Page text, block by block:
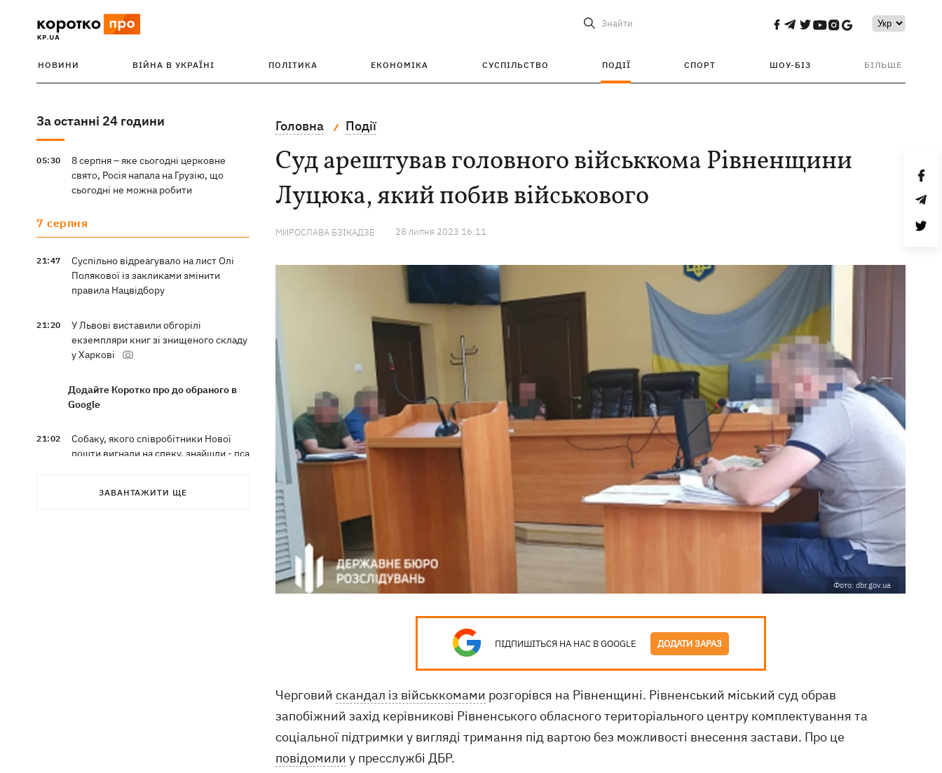
Знайти
НОВИНИ ВІЙНА В УКРАЇНІ ПОЛІТИКА ЕКОНОМІКА СУСПІЛЬСТВО ПОДІЇ СПОРТ ШОУ-БІЗ БІЛЬШЕ
За останні 24 години
05:30
8 серпня – яке сьогодні церковне
свято, Росія напала на Грузію, що
сьогодні не можна робити
7 серпня
21:47
Суспільно відреагувало на лист Олі
Полякової із закликами змінити
правила Нацвідбору
21:20
У Львові виставили обгорілі
екземпляри книг зі знищеного складу
у Харкові
Додайте Коротко про до обраного в
Google
21:02
Собаку, якого співробітники Нової
пошти вигнали на спеку, знайшли - пса
ЗАВАНТАЖИТИ ЩЕ
Головна Події
Суд арештував головного військкома Рівненщини
Луцюка, який побив військового
МИРОСЛАВА БЗІКАДЗЕ 28 липня 2023 16:11
Фото: dbr.gov.ua
ПІДПИШІТЬСЯ НА НАС В GOOGLE ДОДАТИ ЗАРАЗ
Черговий скандал із військкомами розгорівся на Рівненщині. Рівненський міський суд обрав
запобіжний захід керівникові Рівненського обласного територіального центру комплектування та
соціальної підтримки у вигляді тримання під вартою без можливості внесення застави. Про це
повідомили у пресслужбі ДБР.